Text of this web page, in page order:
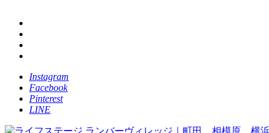
Instagram
Facebook
Pinterest
LINE